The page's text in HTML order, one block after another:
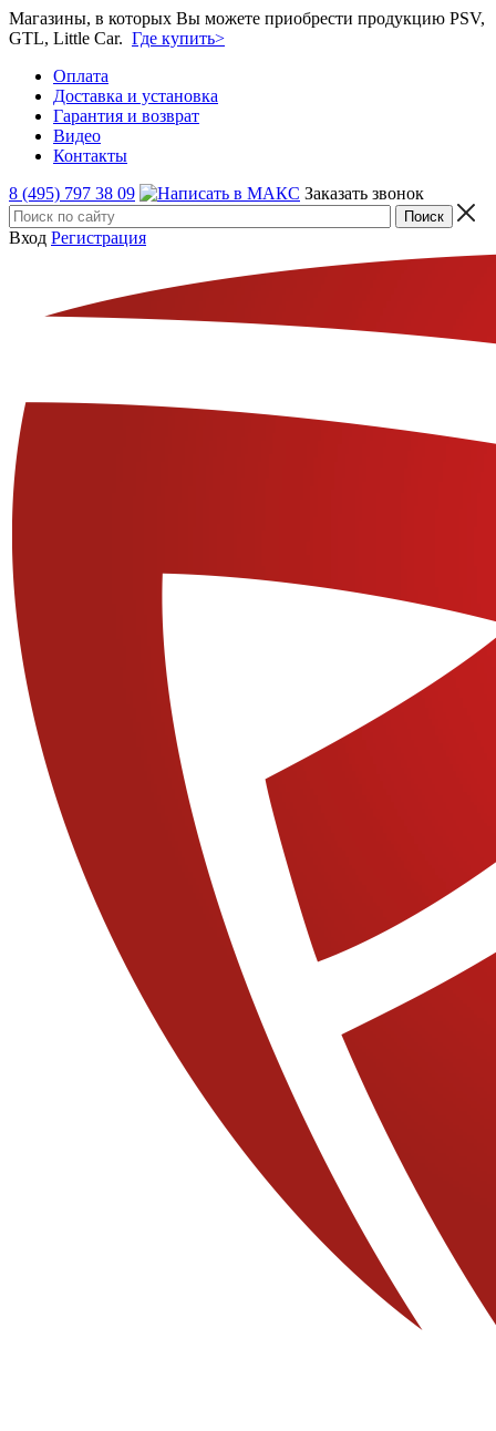
Магазины, в которых Вы можете приобрести продукцию PSV,
GTL, Little Car. Где купить>
Оплата
Доставка и установка
Гарантия и возврат
Видео
Контакты
8 (495) 797 38 09
Заказать звонок
Вход Регистрация